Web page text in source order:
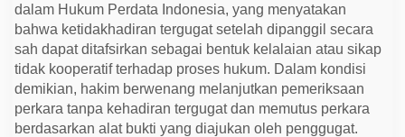
dalam Hukum Perdata Indonesia, yang menyatakan
bahwa ketidakhadiran tergugat setelah dipanggil secara
sah dapat ditafsirkan sebagai bentuk kelalaian atau sikap
tidak kooperatif terhadap proses hukum. Dalam kondisi
demikian, hakim berwenang melanjutkan pemeriksaan
perkara tanpa kehadiran tergugat dan memutus perkara
berdasarkan alat bukti yang diajukan oleh penggugat.